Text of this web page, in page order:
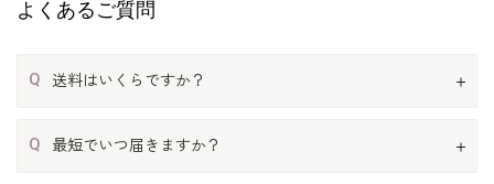
よくあるご質問
Q 送料はいくらですか？
Q 最短でいつ届きますか？